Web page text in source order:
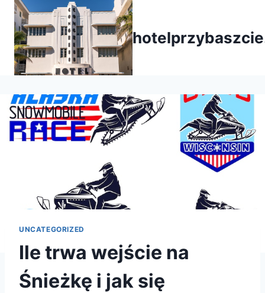
Przejdź
treści
UNCATEGORIZED
Ile trwa wejście na
Śnieżkę i jak się